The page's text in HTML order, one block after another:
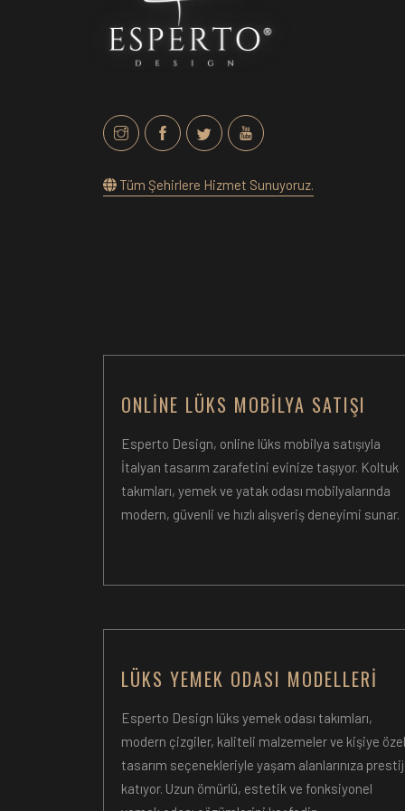
Tüm Şehirlere Hizmet Sunuyoruz.
ONLINE LÜKS MOBILYA SATIŞI
Esperto Design, online lüks mobilya satışıyla
İtalyan tasarım zarafetini evinize taşıyor. Koltuk
takımları, yemek ve yatak odası mobilyalarında
modern, güvenli ve hızlı alışveriş deneyimi sunar.
LÜKS YEMEK ODASI MODELLERI
Esperto Design lüks yemek odası takımları,
modern çizgiler, kaliteli malzemeler ve kişiye özel
tasarım seçenekleriyle yaşam alanlarınıza prestij
katıyor. Uzun ömürlü, estetik ve fonksiyonel